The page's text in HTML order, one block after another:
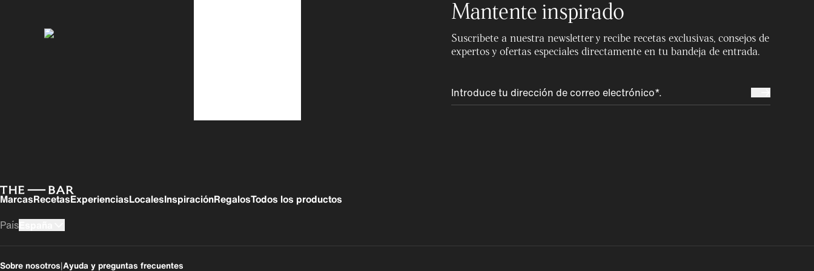
Mantente inspirado
Suscríbete a nuestra newsletter y recibe recetas exclusivas, consejos de
expertos y ofertas especiales directamente en tu bandeja de entrada.
MarcasRecetasExperienciasLocalesInspiraciónRegalosTodos los productos
País
UK
Sobre nosotros|Ayuda y preguntas frecuentes